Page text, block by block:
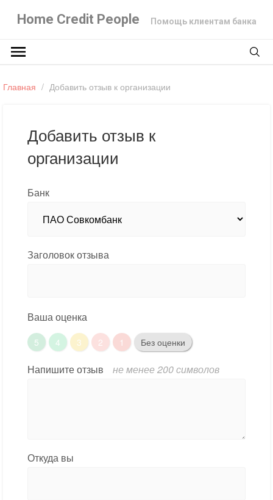
Home Credit People Помощь клиентам банка
Главная / Добавить отзыв к организации
Добавить отзыв к
организации
Банк
Заголовок отзыва
Ваша оценка
5 4 3 2 1 Без оценки
Напишите отзыв не менее 200 символов
Откуда вы